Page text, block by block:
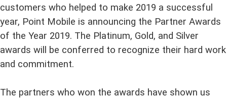
customers who helped to make 2019 a successful
year, Point Mobile is announcing the Partner Awards
of the Year 2019. The Platinum, Gold, and Silver
awards will be conferred to recognize their hard work
and commitment.
The partners who won the awards have shown us